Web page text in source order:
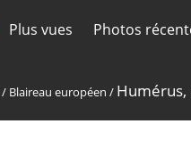
Plus vues Photos
/ Blaireau européen / Humérus,